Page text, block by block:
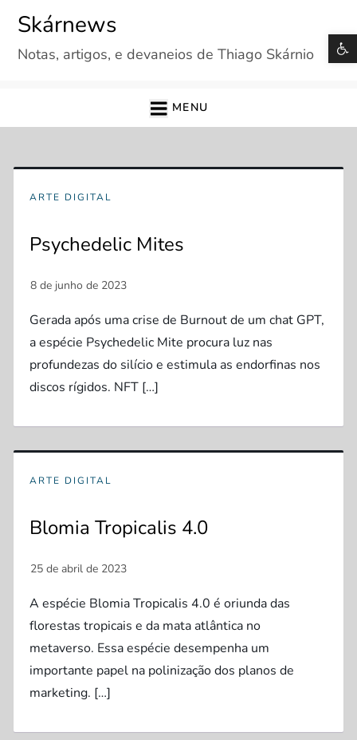
content
Skárnews
Notas, artigos, e devaneios de Thiago Skárnio
MENU
ARTE DIGITAL
Psychedelic Mites
Gerada após uma crise de Burnout de um chat GPT,
a espécie Psychedelic Mite procura luz nas
profundezas do silício e estimula as endorfinas nos
discos rígidos. NFT […]
ARTE DIGITAL
Blomia Tropicalis 4.0
A espécie Blomia Tropicalis 4.0 é oriunda das
florestas tropicais e da mata atlântica no
metaverso. Essa espécie desempenha um
importante papel na polinização dos planos de
marketing. […]